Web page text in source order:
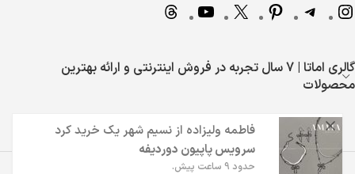
گالری اماتا | 7 سال تجربه در فروش اینترنتی و ارائه بهترین
محصولات
فاطمه ولیزاده ازنسیم شهریک خرید کرد
سرویس پاپیون دوردیفه
حدود 9 ساعت پیش.